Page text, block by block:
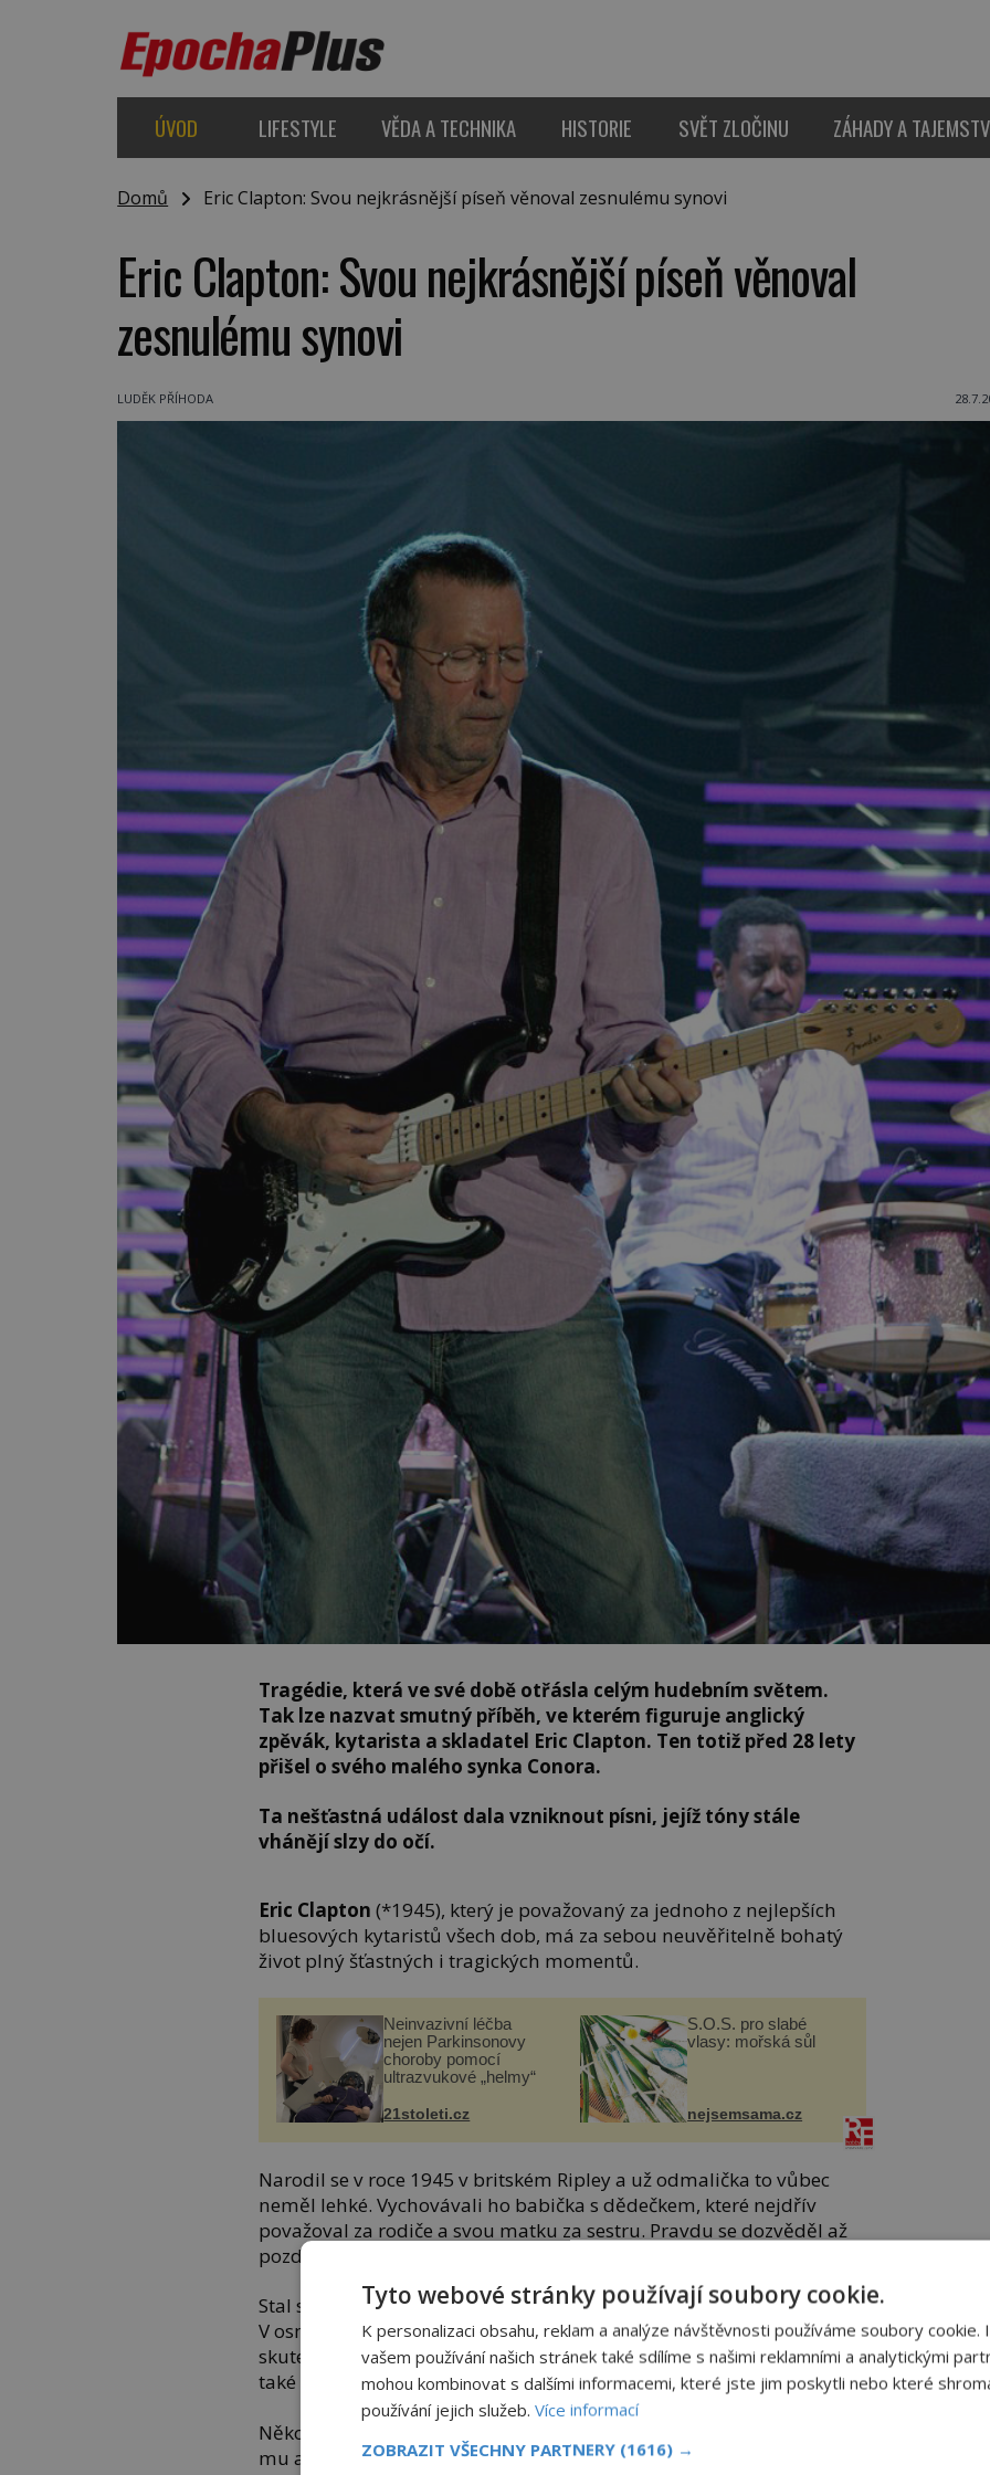
ÚVOD LIFESTYLE VĚDA A TECHNIKA HISTORIE SVĚT ZLOČINU ZÁHADY A
Domů Eric Clapton: Svou nejkrásnější píseň věnoval zesnulému synovi
Eric Clapton: Svou nejkrásnější píseň věnoval
zesnulému synovi
LUDĚK PŘÍHODA
Tragédie, která ve své době otřásla celým hudebním světem.
Tak lze nazvat smutný příběh, ve kterém figuruje anglický
zpěvák, kytarista a skladatel Eric Clapton. Ten totiž před 28 lety
přišel o svého malého synka Conora.
Ta nešťastná událost dala vzniknout písni, jejíž tóny stále
vhánějí slzy do očí.
Eric Clapton (*1945), který je považovaný za jednoho z nejlepších
bluesových kytaristů všech dob, má za sebou neuvěřitelně bohatý
život plný šťastných i tragických momentů.
Neinvazivní léčba
nejen Parkinsonovy
choroby pomocí
ultrazvukové „helmy“
21stoleti.cz
S.O.S. pro slabé
vlasy: mořská sůl
nejsemsama.cz
Narodil se v roce 1945 v britském Ripley a už odmalička to vůbec
neměl lehké. Vychovávali ho babička s dědečkem, které nejdřív
považoval za rodiče a svou matku za sestru. Pravdu se dozvěděl až
později.
Stal se z něj introvert, který se často uzavíral do světa hudby.
V osmnácti založil první kapelu a v druhé polovině 60. let se stal
skutečnou hvězdou, jež vyprodává koncertní haly. Objevily se ale
také psychické problémy.
Několikrát Clapton propadl depresím, drogám a alkoholu, vždy se
mu ale podařilo se zvednout.
Tyto webové stránky používají soubory cookie.
K personalizaci obsahu, reklam a analýze návštěvnosti používáme soubory cookie.
vašem používání našich stránek také sdílíme s našimi reklamními a analytickými
mohou kombinovat s dalšími informacemi, které jste jim poskytli nebo které
používání jejich služeb. Více informací
ZOBRAZIT VŠECHNY PARTNERY (1616) →